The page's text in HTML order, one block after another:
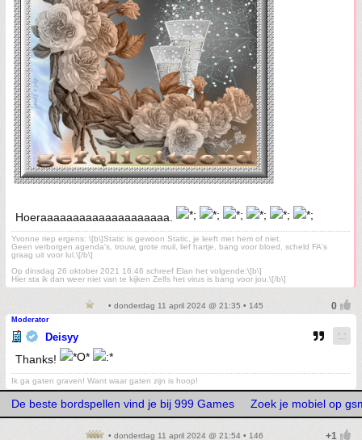
Hoeraaaaaaaaaaaaaaaaaaaa.
Yvonne riep ergens: \[b\]Static is gewoon Static, je leeft met hem of niet.
Geen verborgen agenda's, trouw, grote muil, lief hartje, bang voor bloed, scheld FA's
graag uit voor lul.\[/b\]
Op dinsdag 26 oktober 2021 16:46 schreef Elan het volgende:\[b\]
Hier sta ik dan weer niet van te kijken Zelfs het virus is bang voor jou.\[/b\]
• donderdag 11 april 2024 @ 21:35 • 145
Moderator
Deisyy
Thanks!
Ik ga gaten graven! Want waar gaten zijn is hoop!
De beste bordspellen vind je bij 999 Games Zoek je mobiel op
• donderdag 11 april 2024 @ 21:54 • 146